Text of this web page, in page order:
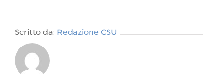
vera
Scritto da: Redazione CSU